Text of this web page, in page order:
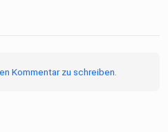
Kommentar zu schreiben.